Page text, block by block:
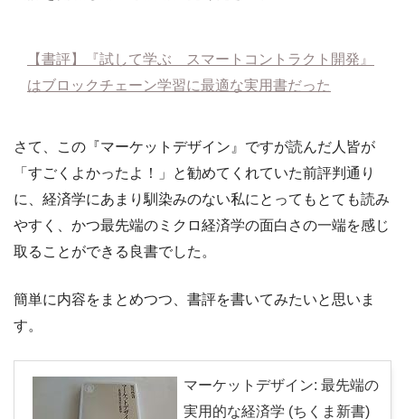
【書評】『試して学ぶ スマートコントラクト開発』
はブロックチェーン学習に最適な実用書だった
さて、この『マーケットデザイン』ですが読んだ人皆が
「すごくよかったよ！」と勧めてくれていた前評判通り
に、経済学にあまり馴染みのない私にとってもとても読み
やすく、かつ最先端のミクロ経済学の面白さの一端を感じ
取ることができる良書でした。
簡単に内容をまとめつつ、書評を書いてみたいと思いま
す。
マーケットデザイン: 最先端の
実用的な経済学 (ちくま新書)